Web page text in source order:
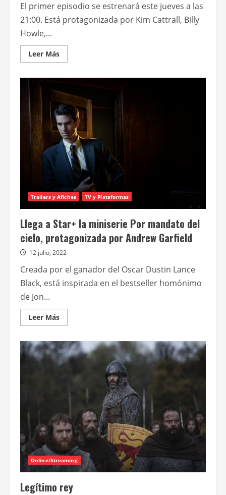
El primer episodio se estrenará este jueves a las
21:00. Está protagonizada por Kim Cattrall, Billy
Howle,...
Leer MásLeer
más
una
miniserie
basada
en
Agatha
Christie:
Witness
for
the
prosecution
Trailers y Afiches TV y Plataformas
Llega a Star+ la miniserie Por mandato del
cielo, protagonizada por Andrew Garfield
12 julio, 2022
Creada por el ganador del Oscar Dustin Lance
Black, está inspirada en el bestseller homónimo
de Jon...
Leer MásLeer
más
Llega
a
Star+
la
miniserie
mandato
protagonizada
por
Andrew
Garfield
Online/Streaming
Legítimo rey